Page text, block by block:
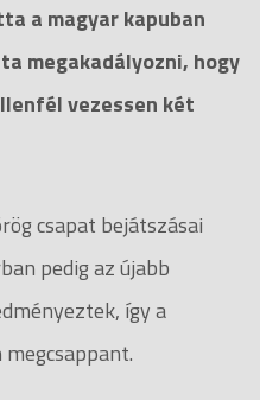
a magyar kapuban
megakadályozni, hogy
vezessen két
csapat bejátszásai
pedig az újabb
így a